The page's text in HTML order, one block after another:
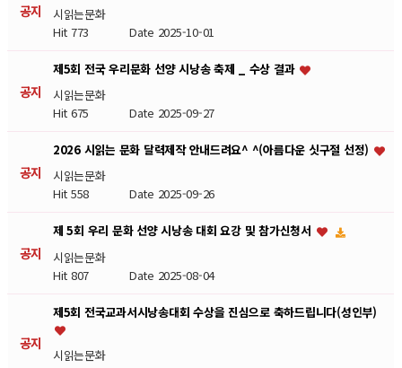
공지
시읽는문화
Hit 773Date 2025-10-01
공지
제5회 전국 우리문화 선양 시낭송 축제 _ 수상 결과
시읽는문화
Hit 675Date 2025-09-27
공지
2026 시읽는 문화 달력제작 안내드려요^ ^(아름다운 싯구절 선정)
시읽는문화
Hit 558Date 2025-09-26
공지
제 5회 우리 문화 선양 시낭송 대회 요강 및 참가신청서
시읽는문화
Hit 807Date 2025-08-04
공지
제5회 전국교과서시낭송대회 수상을 진심으로 축하드립니다(성인부)
시읽는문화